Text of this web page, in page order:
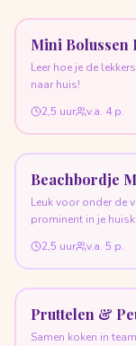
Mini Bolussen
Leer hoe je de
naar huis!
2,5 uur
v.a. 4p.
Beachbordje
Leuk voor onder de
prominent in je
2,5 uur v.a. 5 p.
Pruttelen &
Samen koken in